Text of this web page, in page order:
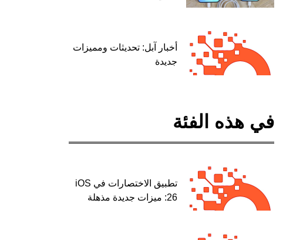
أخبار آبل: تحديثات ومميزات
جديدة
في هذه الفئة
تطبيق الاختصارات في iOS
26: ميزات جديدة مذهلة